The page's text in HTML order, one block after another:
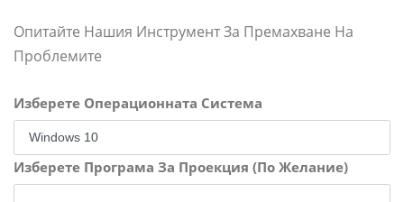
Опитайте Нашия Инструмент За Премахване На
Проблемите
Изберете Операционната Система
Изберете Програма За Проекция (По Желание)